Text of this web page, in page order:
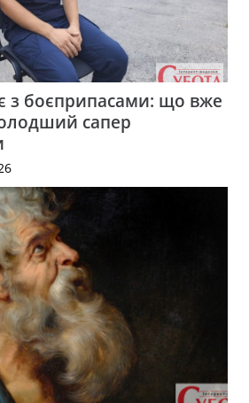
з боєприпасами: що вже
сапер